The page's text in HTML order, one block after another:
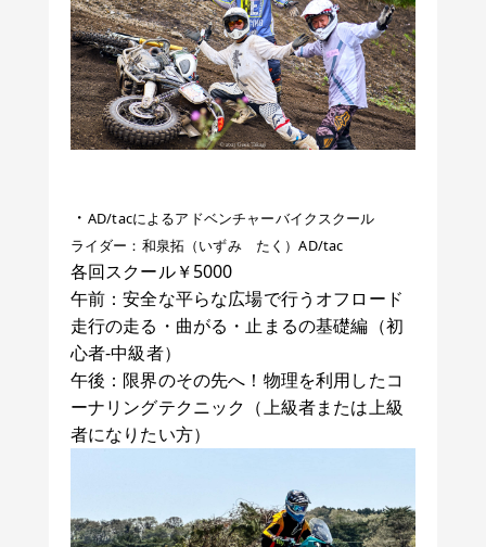
・ AD/tacによるアドベンチャーバイクスクール
ライダー：和泉拓（いずみ たく）AD/tac
各回スクール￥5000
午前：安全な平らな広場で行うオフロード
走行の走る・曲がる・止まるの基礎編（初
心者-中級者）
午後：限界のその先へ！物理を利用したコ
ーナリングテクニック（上級者または上級
者になりたい方）